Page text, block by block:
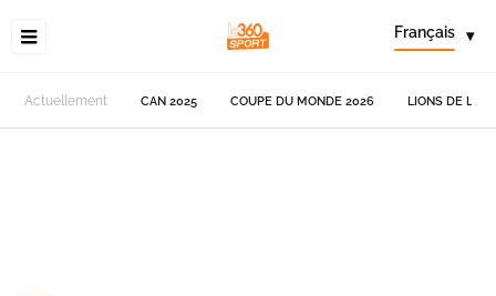
Français ▾
Actuellement CAN 2025 COUPE DU MONDE 2026 LIONS DE